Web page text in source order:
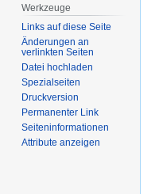
Werkzeuge
Links auf diese Seite
Änderungen an
verlinkten Seiten
Datei hochladen
Spezialseiten
Druckversion
Permanenter Link
Seiten­informationen
Attribute anzeigen